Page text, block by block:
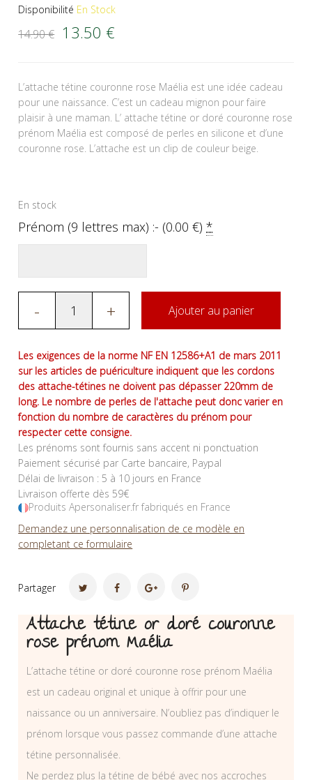
Disponibilité En Stock
14.90€ Le prix initial était : 14.90 €.
13.50 €
L’attache tétine couronne rose Maélia est une idée cadeau
pour une naissance. C’est un cadeau mignon pour faire
plaisir à une maman. L’ attache tétine or doré couronne rose
prénom Maélia est composé de perles en silicone et d’une
couronne rose. L’attache est un clip de couleur beige.
En stock
Prénom (9 lettres max) :- (0.00€)*
- + Ajouter au panier
Les exigences de la norme NF EN 12586+A1 de mars 2011
sur les articles de puériculture indiquent que les cordons
des attache-tétines ne doivent pas dépasser 220mm de
long. Le nombre de perles de l'attache peut donc varier en
fonction du nombre de caractères du prénom pour
respecter cette consigne.
Les prénoms sont fournis sans accent ni ponctuation
Paiement sécurisé par Carte bancaire, Paypal
Délai de livraison : 5 à 10 jours en France
Livraison offerte dès 59€
Produits Apersonaliser.fr fabriqués en France
Demandez une personnalisation de ce modèle en
completant ce formulaire
Partager
Attache tétine or doré couronne
rose prénom Maélia
L’attache tétine or doré couronne rose prénom Maélia
est un cadeau original et unique à offrir pour une
naissance ou un anniversaire. N’oubliez pas d’indiquer le
prénom lorsque vous passez commande d’une attache
tétine personnalisée.
Ne perdez plus la tétine de bébé avec nos accroches